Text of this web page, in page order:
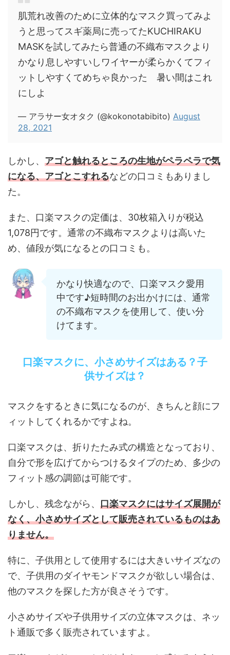
肌荒れ改善のために立体的なマスク買ってみよ
うと思ってスギ薬局に売ってたKUCHIRAKU
MASKを試してみたら普通の不織布マスクより
かなり息しやすいしワイヤーが柔らかくてフィ
ットしやすくてめちゃ良かった 暑い間はこれ
にしよ
— アラサー女オタク (@kokonotabibito) August
28, 2021
しかし、 アゴと触れるところの生地がペラペラで気
になる、アゴとこすれるなどの口コミもありまし
た。
また、口楽マスクの定価は、30枚箱入りが税込
1,078円です。通常の不織布マスクよりは高いた
め、値段が気になるとの口コミも。
かなり快適なので、口楽マスク愛用
中です♪短時間のお出かけには、通常
の不織布マスクを使用して、使い分
けてます。
口楽マスクに、小さめサイズはある？子
供サイズは？
マスクをするときに気になるのが、きちんと顔にフ
ィットしてくれるかですよね。
口楽マスクは、折りたたみ式の構造となっており、
自分で形を広げてからつけるタイプのため、多少の
フィット感の調節は可能です。
しかし、残念ながら、 口楽マスクにはサイズ展開が
なく、小さめサイズとして販売されているものはあ
りません。
特に、子供用として使用するには大きいサイズなの
で、子供用のダイヤモンドマスクが欲しい場合は、
他のマスクを探した方が良さそうです。
小さめサイズや子供用サイズの立体マスクは、ネッ
ト通販で多く販売されていますよ。